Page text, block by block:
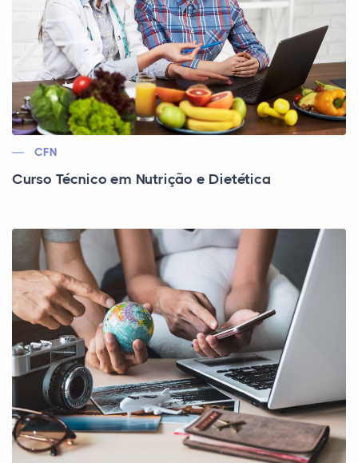
CFN
Curso Técnico em Nutrição e Dietética